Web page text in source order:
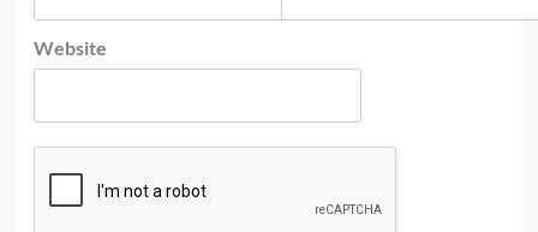
Website